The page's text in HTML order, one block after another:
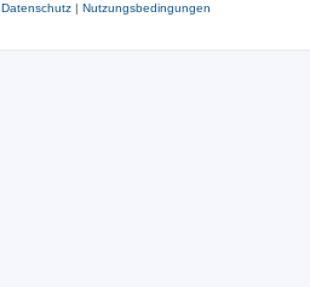
Datenschutz| Nutzungsbedingungen